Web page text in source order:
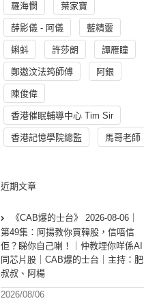
羅海憫 葉家寶
薛影儀 - 阿儀 藍精靈
蝌蚪 許莎朗 譚雁瞳
鄭遨汶法筠師傅 阿銀
陳俊偉
香港催眠輔導中心 Tim Sir
香港記憶學院總監 馬哥老師
近期文章
《CAB爆的士台》 2026-08-06｜
第49集：阿揚教你買韓股，信唔信
佢？睇你自己喇！｜仲教埋你咩係AI
同芯片股｜CAB爆的士台｜主持：肥
叔叔、阿楊
2026/08/06